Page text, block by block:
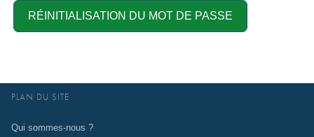
RÉINITIALISATION DU MOT DE PASSE
PLAN DU SITE
Qui sommes-nous ?